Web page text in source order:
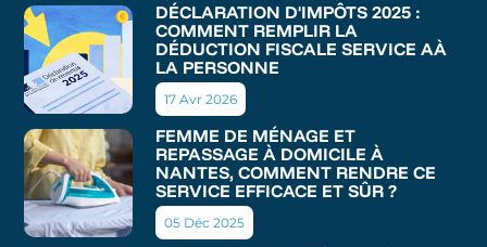
DÉCLARATION D'IMPÔTS 2025 :
COMMENT REMPLIR LA
DÉDUCTION FISCALE SERVICE AÀ
LA PERSONNE
17 Avr 2026
FEMME DE MÉNAGE ET
REPASSAGE À DOMICILE À
NANTES, COMMENT RENDRE CE
SERVICE EFFICACE ET SÛR ?
05 Déc 2025